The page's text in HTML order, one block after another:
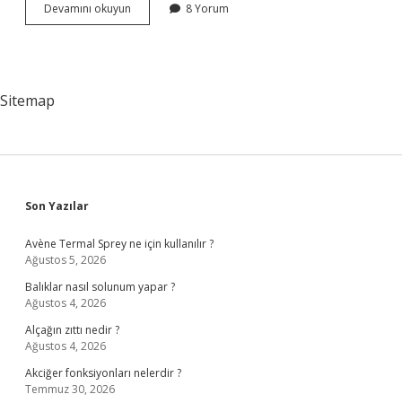
Devamını okuyun
Ne
8 Yorum
Sitemap
Sidebar
Son Yazılar
Avène Termal Sprey ne için kullanılır ?
Ağustos 5, 2026
Balıklar nasıl solunum yapar ?
Ağustos 4, 2026
Alçağın zıttı nedir ?
Ağustos 4, 2026
Akciğer fonksiyonları nelerdir ?
Temmuz 30, 2026